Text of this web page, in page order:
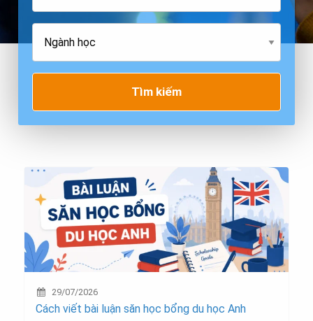
Tìm kiếm
29/07/2026
Cách viết bài luận săn học bổng du học Anh